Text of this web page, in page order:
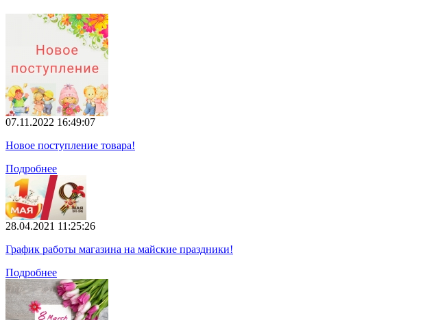
07.11.2022 16:49:07
Новое поступление товара!
Подробнее
28.04.2021 11:25:26
График работы магазина на майские праздники!
Подробнее